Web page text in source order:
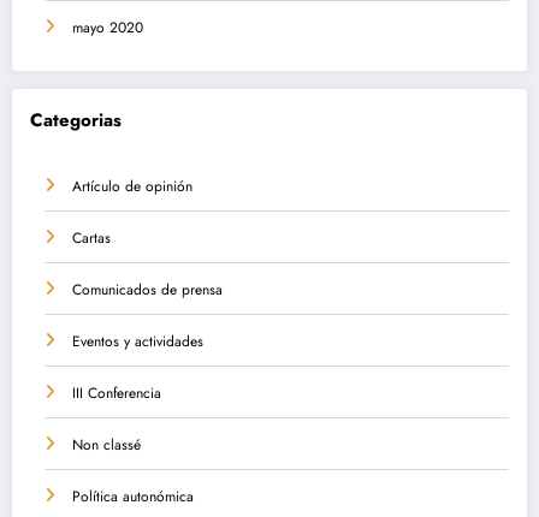
mayo 2020
Categorias
Artículo de opinión
Cartas
Comunicados de prensa
Eventos y actividades
III Conferencia
Non classé
Política autonómica